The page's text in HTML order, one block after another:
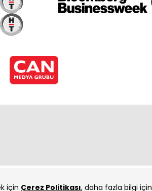
için Çerez Politikası, daha fazla bilgi için